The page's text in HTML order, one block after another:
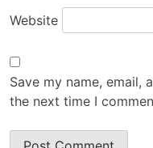
Website
Save my name, email,
the next time I